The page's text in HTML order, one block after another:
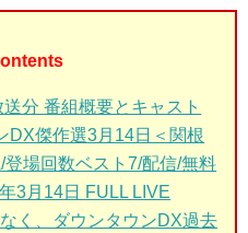
分 番組概要とキャスト
DX傑作選3月14日＜関根
場回数ベスト7/配信/無料
3月14日 FULL LIVE
く、ダウンタウンDX過去